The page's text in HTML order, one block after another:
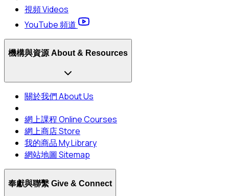
視頻 Videos
YouTube 頻道
機構與資源 About & Resources
關於我們 About Us
網上課程 Online Courses
網上商店 Store
我的商品 My Library
網站地圖 Sitemap
奉獻與聯繫 Give & Connect